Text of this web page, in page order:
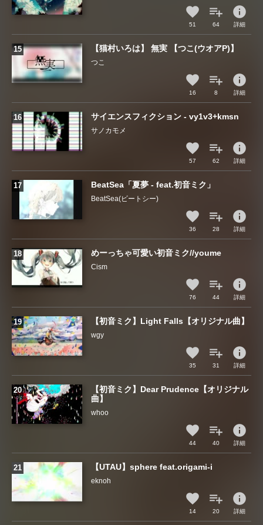
51 64
info
詳細
【猫村いろは】 無実 【つこ(ウオアP)】
つこ
16 8
info
詳細
サイエンスフィクション - vy1v3+kmsn
サノカモメ
57 62
info
詳細
BeatSea「夏夢 ‐ feat.初音ミク」
BeatSea(ビートシー)
36 28
info
詳細
めーっちゃ可愛い初音ミク//youme
Cism
76 44
info
詳細
【初音ミク】Light Falls【オリジナル曲】
wgy
35 31
info
詳細
【初音ミク】Dear Prudence【オリジナル
曲】
whoo
44 40
info
詳細
【UTAU】sphere feat.origami-i
eknoh
14 20
info
詳細